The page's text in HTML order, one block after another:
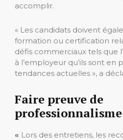
accomplir.
« Les candidats doivent
formation ou certification
défis commerciaux tels que
à l’employeur qu’ils sont en
tendances actuelles », a
Faire preuve de
professionnalisme
« Lors des entretiens, les